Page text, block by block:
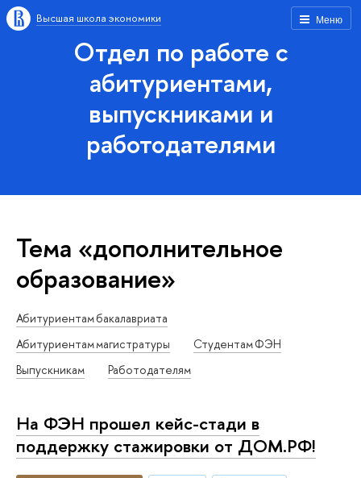
Меню
Высшая школа экономики
Отдел по работе с
абитуриентами,
выпускниками и
работодателями
Тема «дополнительное
образование»
Абитуриентам бакалавриата
Абитуриентам магистратуры
Студентам ФЭН
Выпускникам
Работодателям
На ФЭН прошел кейс-стади в
поддержку стажировки от ДОМ.РФ!